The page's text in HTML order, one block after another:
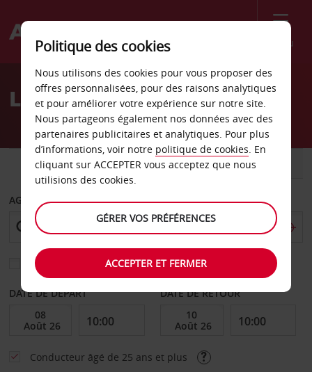
Menu
Welcome
AvisLocation de voiture Rieti
VOITURE UTILITAIRE
AGENCE DE DÉPART
Sélectionnez une autre agence de retour
DATE DE DÉPART DATE DE RETOUR
Conducteur âgé de 25 ans et plus
Politique des cookies
Nous utilisons des cookies pour vous proposer des
offres personnalisées, pour des raisons analytiques
et pour améliorer votre expérience sur notre site.
Nous partageons également nos données avec des
partenaires publicitaires et analytiques. Pour plus
d’informations, voir notre politique de cookies. En
cliquant sur ACCEPTER vous acceptez que nous
utilisions des cookies.
GÉRER VOS PRÉFÉRENCES
ACCEPTER ET FERMER